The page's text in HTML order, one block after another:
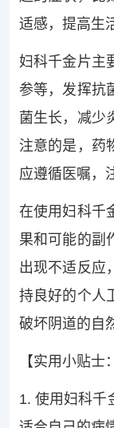
适感，提高生
妇科千金片主
参等，发挥抗
菌生长，减少
注意的是，药
应遵循医嘱，
在使用妇科千
果和可能的副
出现不适反应
持良好的个人
破坏阴道的自
【实用小贴士
1. 使用妇科千